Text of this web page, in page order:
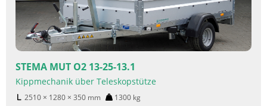
STEMA MUT O2 13-25-13.1
Kippmechanik über Teleskopstütze
2510 × 1280 × 350 mm 1300 kg